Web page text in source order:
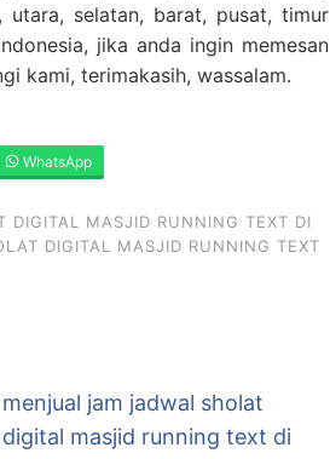
selatan, barat, pusat, timur
jika anda ingin memesan
kami, terimakasih, wassalam.
WhatsApp
MASJID RUNNING TEXT DI
DIGITAL MASJID RUNNING TEXT
menjual jam jadwal sholat
digital masjid running text di